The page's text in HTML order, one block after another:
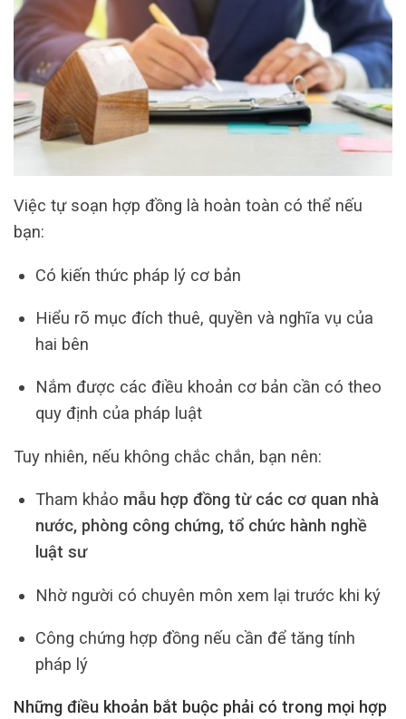
Việc tự soạn hợp đồng là hoàn toàn có thể nếu
bạn:
Có kiến thức pháp lý cơ bản
Hiểu rõ mục đích thuê, quyền và nghĩa vụ của
hai bên
Nắm được các điều khoản cơ bản cần có theo
quy định của pháp luật
Tuy nhiên, nếu không chắc chắn, bạn nên:
Tham khảo mẫu hợp đồng từ các cơ quan nhà
nước, phòng công chứng, tổ chức hành nghề
luật sư
Nhờ người có chuyên môn xem lại trước khi ký
Công chứng hợp đồng nếu cần để tăng tính
pháp lý
Những điều khoản bắt buộc phải có trong mọi hợp